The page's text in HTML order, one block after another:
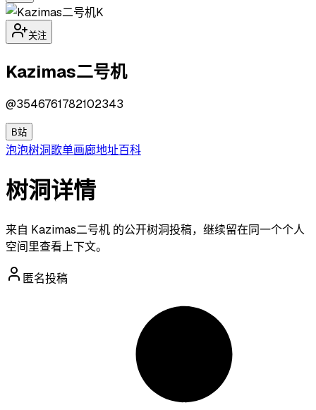
K
关注
Kazimas二号机
@3546761782102343
B站
泡泡树洞歌单画廊地址百科
树洞详情
来自 Kazimas二号机 的公开树洞投稿，继续留在同一个个人
空间里查看上下文。
匿名投稿